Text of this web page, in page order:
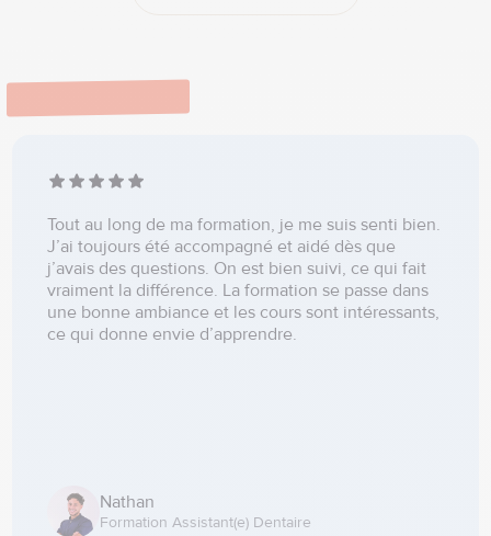
Tout au long de ma formation, je me suis senti bien.
J’ai toujours été accompagné et aidé dès que
j’avais des questions. On est bien suivi, ce qui fait
vraiment la différence. La formation se passe dans
une bonne ambiance et les cours sont intéressants,
ce qui donne envie d’apprendre.
Nathan
Formation Assistant(e) Dentaire